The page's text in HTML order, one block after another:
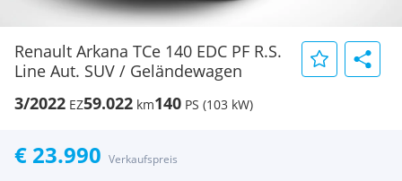
Renault Arkana TCe 140 EDC PF R.S.
Line Aut. SUV / Geländewagen
3/2022 EZ59.022 km140 PS (103 kW)
€ 23.990 Verkaufspreis